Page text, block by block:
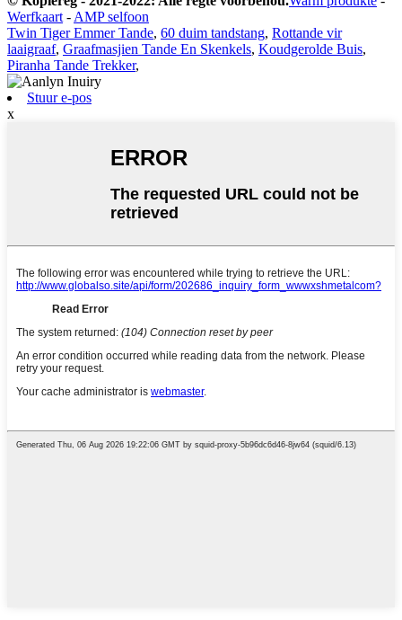
Werfkaart - AMP selfoon
Twin Tiger Emmer Tande, 60 duim tandstang, Rottande vir
laaigraaf, Graafmasjien Tande En Skenkels, Koudgerolde Buis,
Piranha Tande Trekker,
Stuur e-pos
x